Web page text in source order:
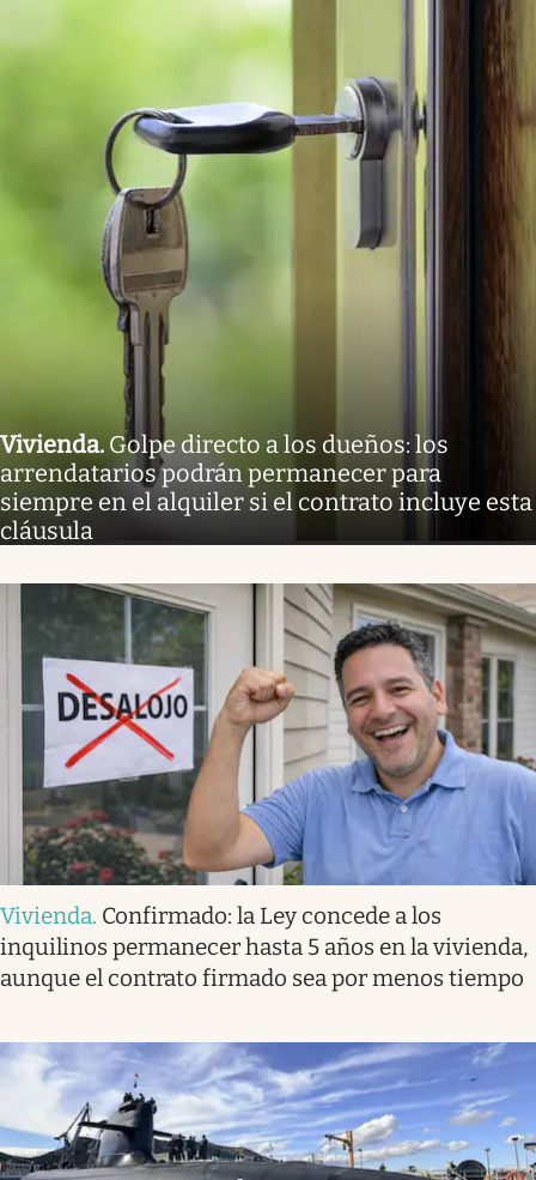
Vivienda. Golpe directo a los dueños: los
arrendatarios podrán permanecer para
siempre en el alquiler si el contrato incluye esta
cláusula
Vivienda. Confirmado: la Ley concede a los
inquilinos permanecer hasta 5 años en la vivienda,
aunque el contrato firmado sea por menos tiempo